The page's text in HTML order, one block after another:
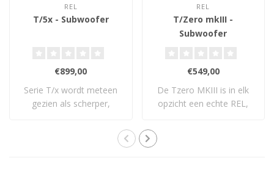
REL
T/5x - Subwoofer
€899,00
Serie T/x wordt meteen
gezien als scherper,
REL
T/Zero mkIII -
Subwoofer
€549,00
De Tzero MKIII is in elk
opzicht een echte REL,